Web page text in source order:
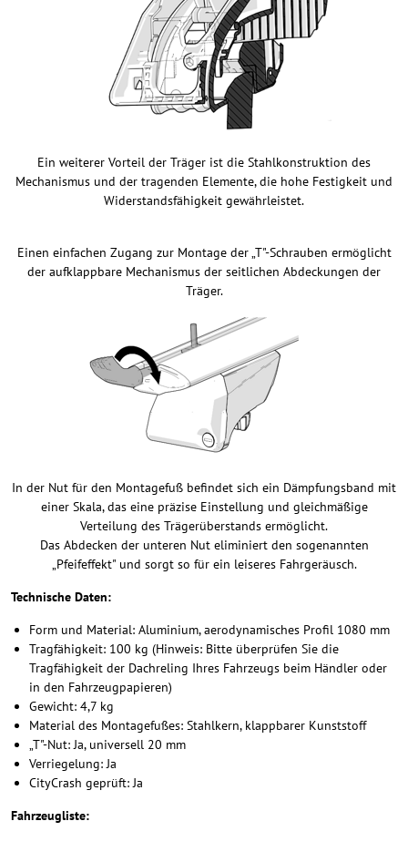
Ein weiterer Vorteil der Träger ist die Stahlkonstruktion des
Mechanismus und der tragenden Elemente, die hohe Festigkeit und
Widerstandsfähigkeit gewährleistet.
Einen einfachen Zugang zur Montage der „T"-Schrauben ermöglicht
der aufklappbare Mechanismus der seitlichen Abdeckungen der
Träger.
In der Nut für den Montagefuß befindet sich ein Dämpfungsband mit
einer Skala, das eine präzise Einstellung und gleichmäßige
Verteilung des Trägerüberstands ermöglicht.
Das Abdecken der unteren Nut eliminiert den sogenannten
„Pfeifeffekt" und sorgt so für ein leiseres Fahrgeräusch.
Technische Daten:
Form und Material: Aluminium, aerodynamisches Profil 1080 mm
Tragfähigkeit: 100 kg (Hinweis: Bitte überprüfen Sie die
Tragfähigkeit der Dachreling Ihres Fahrzeugs beim Händler oder
in den Fahrzeugpapieren)
Gewicht: 4,7 kg
Material des Montagefußes: Stahlkern, klappbarer Kunststoff
„T"-Nut: Ja, universell 20 mm
Verriegelung: Ja
CityCrash geprüft: Ja
Fahrzeugliste: